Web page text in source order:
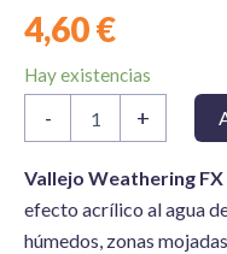
4,60€
Hay existencias
-
73828
Weathering
cantidad
+
Vallejo Weathering
efecto acrílico al agua
húmedos, zonas